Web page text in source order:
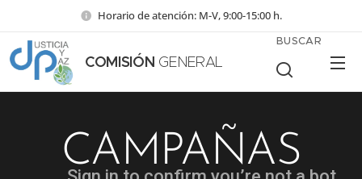
Horario de atención: M-V, 9:00-15:00 h.
COMISIÓN GENERAL
BUSCAR
CAMPAÑAS